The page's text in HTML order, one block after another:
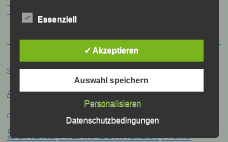
Kategorien
Schlagwörter
Alex SellnerAnna Drexler Anne Schregle Arnstorf
Centa Hollweck Christina Wimmer
SchultzFrank SchneiderFranz
Betroffene Person ist jede identifizierte oder
personenbezogene Daten von dem für die
Verarbeitung Verantwortlichen verarbeitet
c) Verarbeitung
Essenziell
✓ Akzeptieren
Auswahl speichern
Personalisieren
Datenschutzbedingungen